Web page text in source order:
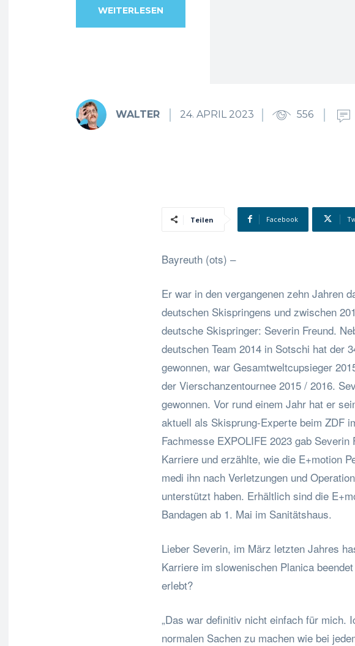
WEITERLESEN
WALTER 24. APRIL 2023 556
Teilen Facebook
Bayreuth (ots) –
Er war in den vergangenen zehn Jahren
deutschen Skispringens und zwischen
deutsche Skispringer: Severin Freund.
deutschen Team 2014 in Sotschi hat der
gewonnen, war Gesamtweltcupsieger
der Vierschanzentournee 2015 / 2016.
gewonnen. Vor rund einem Jahr hat er
aktuell als Skisprung-Experte beim ZDF
Fachmesse EXPOLIFE 2023 gab
Karriere und erzählte, wie die E+motion
medi ihn nach Verletzungen und
unterstützt haben. Erhältlich sind die
Bandagen ab 1. Mai im Sanitätshaus.
Lieber Severin, im März letzten Jahres
Karriere im slowenischen Planica
erlebt?
„Das war definitiv nicht einfach für mich.
normalen Sachen zu machen wie bei